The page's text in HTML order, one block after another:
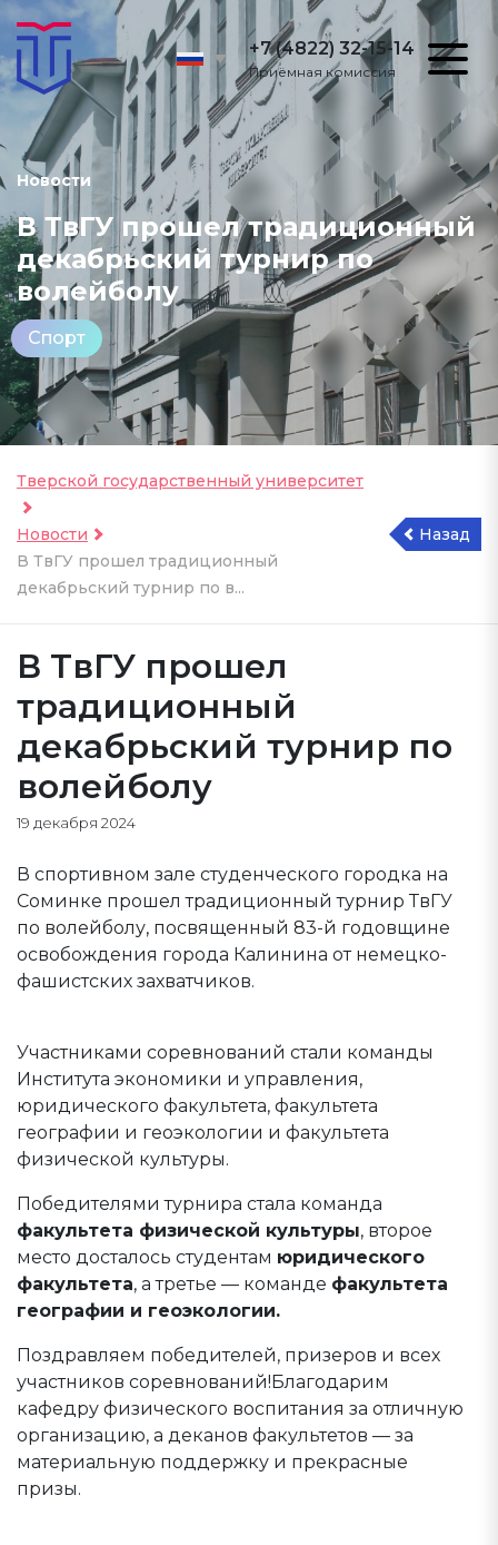
+7 (4822) 32-15-14
Приёмная комиссия
Новости
В ТвГУ прошел традиционный
декабрьский турнир по
волейболу
Спорт
Тверской государственный университет
Новости
В ТвГУ прошел традиционный
декабрьский турнир по в...
Назад
В ТвГУ прошел
традиционный
декабрьский турнир по
волейболу
19 декабря 2024
В спортивном зале студенческого городка на
Соминке прошел традиционный турнир ТвГУ
по волейболу, посвященный 83-й годовщине
освобождения города Калинина от немецко-
фашистских захватчиков.
Участниками соревнований стали команды
Института экономики и управления,
юридического факультета, факультета
географии и геоэкологии и факультета
физической культуры.
Победителями турнира стала команда
факультета физической культуры, второе
место досталось студентам юридического
факультета, а третье — команде факультета
географии и геоэкологии.
Поздравляем победителей, призеров и всех
участников соревнований!Благодарим
кафедру физического воспитания за отличную
организацию, а деканов факультетов — за
материальную поддержку и прекрасные
призы.